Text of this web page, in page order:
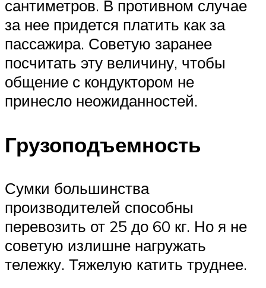
сантиметров. В противном случае
за нее придется платить как за
пассажира. Советую заранее
посчитать эту величину, чтобы
общение с кондуктором не
принесло неожиданностей.
Грузоподъемность
Сумки большинства
производителей способны
перевозить от 25 до 60 кг. Но я не
советую излишне нагружать
тележку. Тяжелую катить труднее.